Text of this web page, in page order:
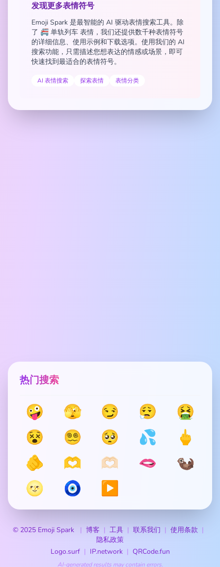
发现更多表情符号
Emoji Spark 是最智能的 AI 驱动表情搜索工具。除
了 🚝 单轨列车 表情，我们还提供数千种表情符号
的详细信息、使用示例和下载选项。使用我们的 AI
搜索功能，只需描述您想表达的情感或场景，即可
快速找到最适合的表情符号。
AI 表情搜索 探索表情 表情分类
热门搜索
🤪 🫣 😏 😮‍💨
🤮
😵
😵‍💫 🥺 💦
🖕
🫵
🫶 🫶🏻 🫦
🦦
🌝
🧿 ▶️
© 2025 Emoji Spark 博客 工具 联系我们
使用条款
隐私政策
Logo.surf
IP.network QRCode.fun
AI-generated results may contain errors.